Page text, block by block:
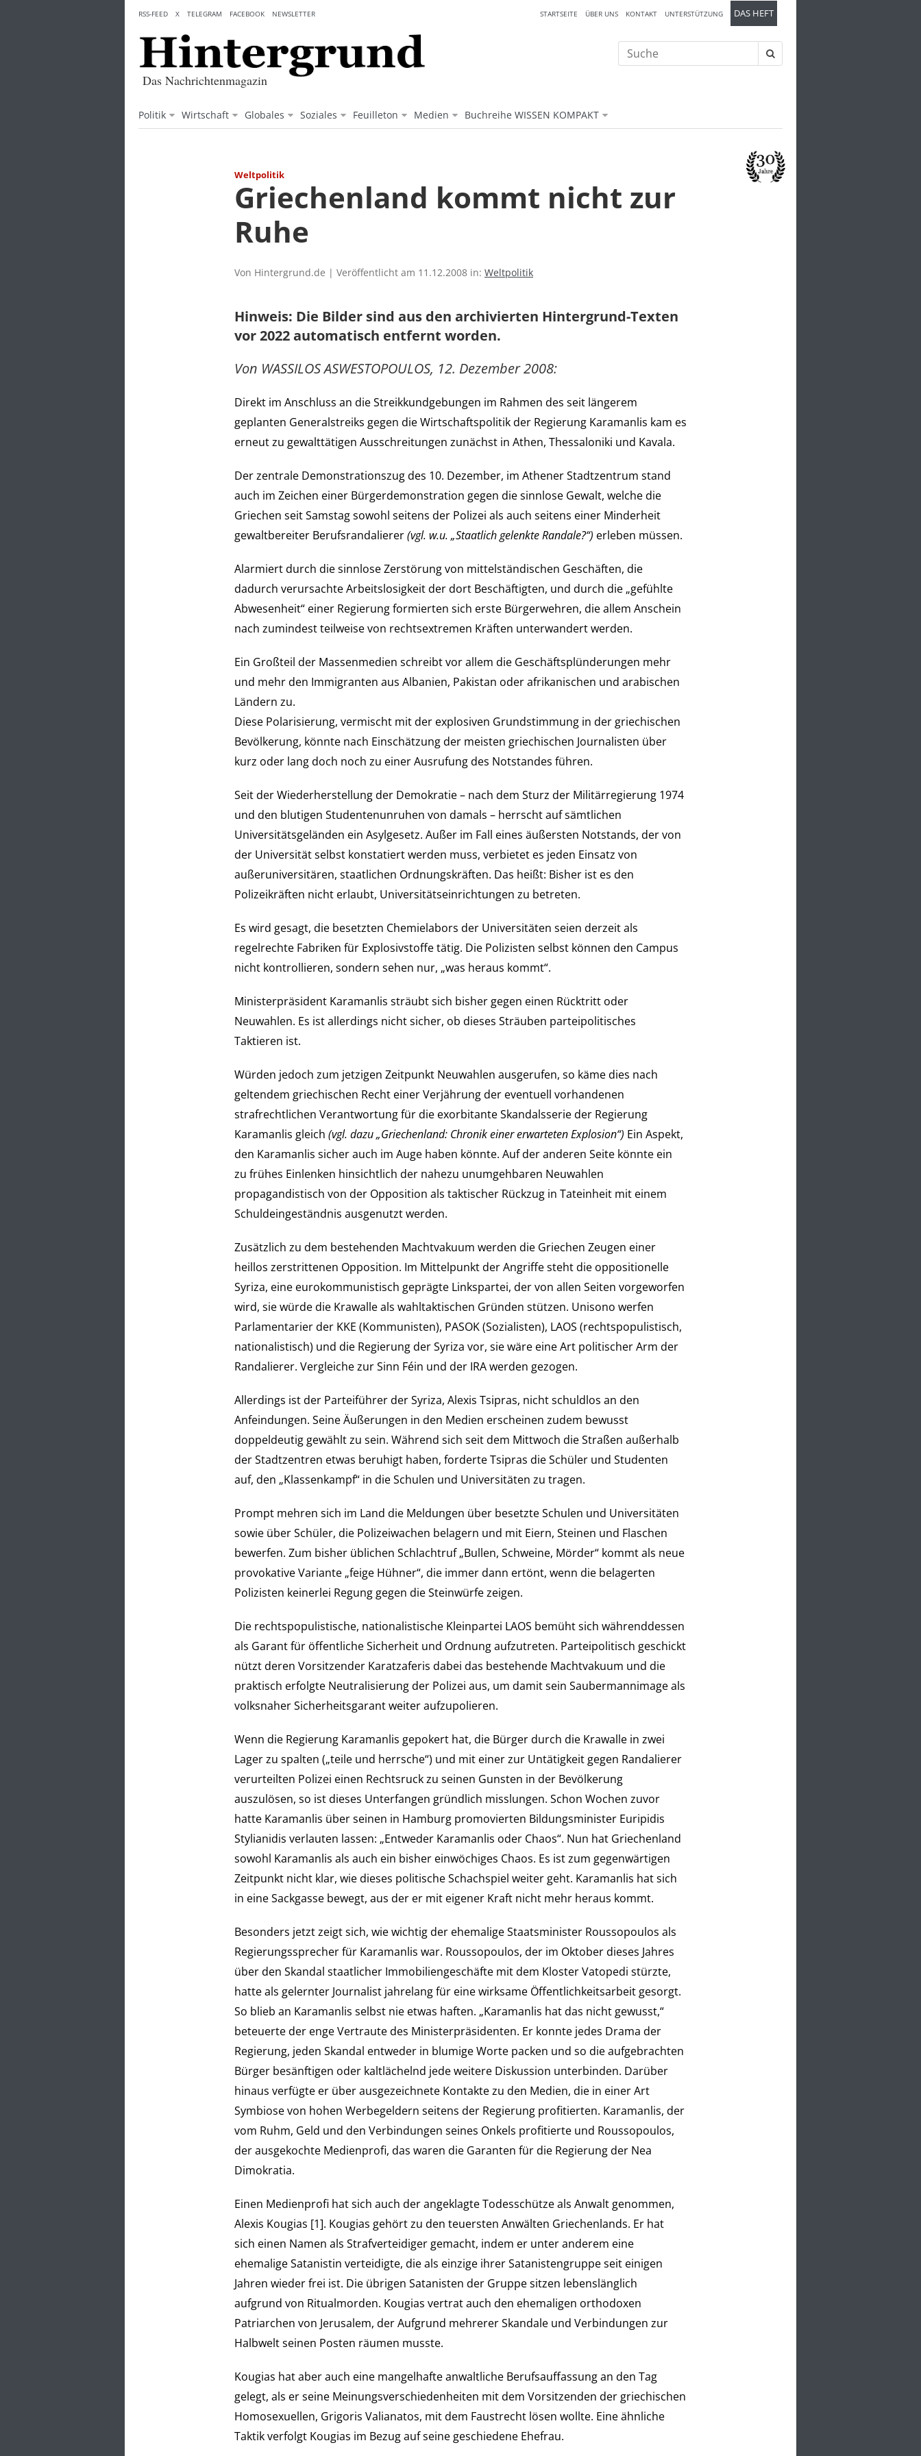
content
Das Nachrichtenmagazin
Politik Wirtschaft Globales Soziales Feuilleton Medien Buchreihe WISSEN KOMPAKT
STARTSEITE ÜBER UNS KONTAKT UNTERSTÜTZUNG DAS HEFT
RSS-FEED X TELEGRAM FACEBOOK NEWSLETTER
Suche
nach:
Weltpolitik
Griechenland kommt nicht zur
Ruhe
Von Hintergrund.de | Veröffentlicht am 11.12.2008 in: Weltpolitik
Hinweis: Die Bilder sind aus den archivierten Hintergrund-Texten
vor 2022 automatisch entfernt worden.
Von WASSILOS ASWESTOPOULOS, 12. Dezember 2008:
Direkt im Anschluss an die Streikkundgebungen im Rahmen des seit längerem
geplanten Generalstreiks gegen die Wirtschaftspolitik der Regierung Karamanlis kam es
erneut zu gewalttätigen Ausschreitungen zunächst in Athen, Thessaloniki und Kavala.
Der zentrale Demonstrationszug des 10. Dezember, im Athener Stadtzentrum stand
auch im Zeichen einer Bürgerdemonstration gegen die sinnlose Gewalt, welche die
Griechen seit Samstag sowohl seitens der Polizei als auch seitens einer Minderheit
gewaltbereiter Berufsrandalierer(vgl. w.u. „Staatlich gelenkte Randale?“) erleben müssen.
Alarmiert durch die sinnlose Zerstörung von mittelständischen Geschäften, die
dadurch verursachte Arbeitslosigkeit der dort Beschäftigten, und durch die „gefühlte
Abwesenheit“ einer Regierung formierten sich erste Bürgerwehren, die allem Anschein
nach zumindest teilweise von rechtsextremen Kräften unterwandert werden.
Ein Großteil der Massenmedien schreibt vor allem die Geschäftsplünderungen mehr
und mehr den Immigranten aus Albanien, Pakistan oder afrikanischen und arabischen
Ländern zu.
Diese Polarisierung, vermischt mit der explosiven Grundstimmung in der griechischen
Bevölkerung, könnte nach Einschätzung der meisten griechischen Journalisten über
kurz oder lang doch noch zu einer Ausrufung des Notstandes führen.
Seit der Wiederherstellung der Demokratie– nach dem Sturz der Militärregierung 1974
und den blutigen Studentenunruhen von damals – herrscht auf sämtlichen
Universitätsgeländen ein Asylgesetz. Außer im Fall eines äußersten Notstands, der von
der Universität selbst konstatiert werden muss, verbietet es jeden Einsatz von
außeruniversitären, staatlichen Ordnungskräften. Das heißt: Bisher ist es den
Polizeikräften nicht erlaubt, Universitätseinrichtungen zu betreten.
Es wird gesagt, die besetzten Chemielabors der Universitäten seien derzeit als
regelrechte Fabriken für Explosivstoffe tätig. Die Polizisten selbst können den Campus
nicht kontrollieren, sondern sehen nur, „was heraus kommt“.
Ministerpräsident Karamanlis sträubt sich bisher gegen einen Rücktritt oder
Neuwahlen. Es ist allerdings nicht sicher, ob dieses Sträuben parteipolitisches
Taktieren ist.
Würden jedoch zum jetzigen Zeitpunkt Neuwahlen ausgerufen, so käme dies nach
geltendem griechischen Recht einer Verjährung der eventuell vorhandenen
strafrechtlichen Verantwortung für die exorbitante Skandalsserie der Regierung
Karamanlis gleich (vgl. dazu „Griechenland: Chronik einer erwarteten Explosion“) Ein Aspekt,
den Karamanlis sicher auch im Auge haben könnte. Auf der anderen Seite könnte ein
zu frühes Einlenken hinsichtlich der nahezu unumgehbaren Neuwahlen
propagandistisch von der Opposition als taktischer Rückzug in Tateinheit mit einem
Schuldeingeständnis ausgenutzt werden.
Zusätzlich zu dem bestehenden Machtvakuum werden die Griechen Zeugen einer
heillos zerstrittenen Opposition. Im Mittelpunkt der Angriffe steht die oppositionelle
Syriza, eine eurokommunistisch geprägte Linkspartei, der von allen Seiten vorgeworfen
wird, sie würde die Krawalle als wahltaktischen Gründen stützen. Unisono werfen
Parlamentarier der KKE (Kommunisten), PASOK (Sozialisten), LAOS (rechtspopulistisch,
nationalistisch) und die Regierung der Syriza vor, sie wäre eine Art politischer Arm der
Randalierer. Vergleiche zur Sinn Féin und der IRA werden gezogen.
Allerdings ist der Parteiführer der Syriza, Alexis Tsipras, nicht schuldlos an den
Anfeindungen. Seine Äußerungen in den Medien erscheinen zudem bewusst
doppeldeutig gewählt zu sein. Während sich seit dem Mittwoch die Straßen außerhalb
der Stadtzentren etwas beruhigt haben, forderte Tsipras die Schüler und Studenten
auf, den „Klassenkampf“ in die Schulen und Universitäten zu tragen.
Prompt mehren sich im Land die Meldungen über besetzte Schulen und Universitäten
sowie über Schüler, die Polizeiwachen belagern und mit Eiern, Steinen und Flaschen
bewerfen. Zum bisher üblichen Schlachtruf „Bullen, Schweine, Mörder“ kommt als neue
provokative Variante „feige Hühner“, die immer dann ertönt, wenn die belagerten
Polizisten keinerlei Regung gegen die Steinwürfe zeigen.
Die rechtspopulistische, nationalistische Kleinpartei LAOS bemüht sich währenddessen
als Garant für öffentliche Sicherheit und Ordnung aufzutreten. Parteipolitisch geschickt
nützt deren Vorsitzender Karatzaferis dabei das bestehende Machtvakuum und die
praktisch erfolgte Neutralisierung der Polizei aus, um damit sein Saubermannimage als
volksnaher Sicherheitsgarant weiter aufzupolieren.
Wenn die Regierung Karamanlis gepokert hat, die Bürger durch die Krawalle in zwei
Lager zu spalten („teile und herrsche“) und mit einer zur Untätigkeit gegen Randalierer
verurteilten Polizei einen Rechtsruck zu seinen Gunsten in der Bevölkerung
auszulösen, so ist dieses Unterfangen gründlich misslungen. Schon Wochen zuvor
hatte Karamanlis über seinen in Hamburg promovierten Bildungsminister Euripidis
Stylianidis verlauten lassen: „Entweder Karamanlis oder Chaos“. Nun hat Griechenland
sowohl Karamanlis als auch ein bisher einwöchiges Chaos. Es ist zum gegenwärtigen
Zeitpunkt nicht klar, wie dieses politische Schachspiel weiter geht. Karamanlis hat sich
in eine Sackgasse bewegt, aus der er mit eigener Kraft nicht mehr heraus kommt.
Besonders jetzt zeigt sich, wie wichtig der ehemalige Staatsminister Roussopoulos als
Regierungssprecher für Karamanlis war. Roussopoulos, der im Oktober dieses Jahres
über den Skandal staatlicher Immobiliengeschäfte mit dem Kloster Vatopedi stürzte,
hatte als gelernter Journalist jahrelang für eine wirksame Öffentlichkeitsarbeit gesorgt.
So blieb an Karamanlis selbst nie etwas haften. „Karamanlis hat das nicht gewusst,“
beteuerte der enge Vertraute des Ministerpräsidenten. Er konnte jedes Drama der
Regierung, jeden Skandal entweder in blumige Worte packen und so die aufgebrachten
Bürger besänftigen oder kaltlächelnd jede weitere Diskussion unterbinden. Darüber
hinaus verfügte er über ausgezeichnete Kontakte zu den Medien, die in einer Art
Symbiose von hohen Werbegeldern seitens der Regierung profitierten. Karamanlis, der
vom Ruhm, Geld und den Verbindungen seines Onkels profitierte und Roussopoulos,
der ausgekochte Medienprofi, das waren die Garanten für die Regierung der Nea
Dimokratia.
Einen Medienprofi hat sich auch der angeklagte Todesschütze als Anwalt genommen,
Alexis Kougias [1]. Kougias gehört zu den teuersten Anwälten Griechenlands. Er hat
sich einen Namen als Strafverteidiger gemacht, indem er unter anderem eine
ehemalige Satanistin verteidigte, die als einzige ihrer Satanistengruppe seit einigen
Jahren wieder frei ist. Die übrigen Satanisten der Gruppe sitzen lebenslänglich
aufgrund von Ritualmorden. Kougias vertrat auch den ehemaligen orthodoxen
Patriarchen von Jerusalem, der Aufgrund mehrerer Skandale und Verbindungen zur
Halbwelt seinen Posten räumen musste.
Kougias hat aber auch eine mangelhafte anwaltliche Berufsauffassung an den Tag
gelegt, als er seine Meinungsverschiedenheiten mit dem Vorsitzenden der griechischen
Homosexuellen, Grigoris Valianatos, mit dem Faustrecht lösen wollte. Eine ähnliche
Taktik verfolgt Kougias im Bezug auf seine geschiedene Ehefrau.